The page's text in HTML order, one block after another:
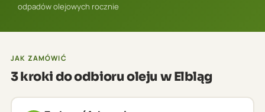
odpadów olejowych rocznie
JAK ZAMÓWIĆ
3 kroki do odbioru oleju w Elbląg